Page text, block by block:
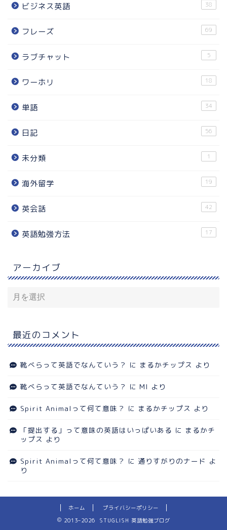
ビジネス英語 38
フレーズ 69
ラブチャット 5
ワーホリ 18
単語 34
日記 56
未分類 1
海外留学 19
英会話 42
英語勉強方法 17
アーカイブ
最近のコメント
靴べらって英語でなんていう？ に まるかチップス より
靴べらって英語でなんていう？ に MI より
Spirit Animalって何て意味？ に まるかチップス より
「提出する」って意味の英語はいっぱいある に まるかチ
ップス より
Spirit Animalって何て意味？ に 通りすがりのナード よ
り
ホーム
プライバシーポリシー
2013–2026 STUGLISH 英語勉強ブログ